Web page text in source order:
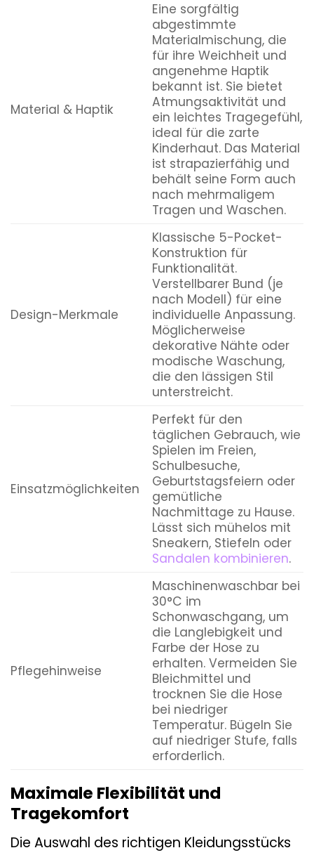
Material & Haptik
Eine sorgfältig
abgestimmte
Materialmischung, die
für ihre Weichheit und
angenehme Haptik
bekannt ist. Sie bietet
Atmungsaktivität und
ein leichtes Tragegefühl,
ideal für die zarte
Kinderhaut. Das Material
ist strapazierfähig und
behält seine Form auch
nach mehrmaligem
Tragen und Waschen.
Design-Merkmale
Klassische 5-Pocket-
Konstruktion für
Funktionalität.
Verstellbarer Bund (je
nach Modell) für eine
individuelle Anpassung.
Möglicherweise
dekorative Nähte oder
modische Waschung,
die den lässigen Stil
unterstreicht.
Einsatzmöglichkeiten
Perfekt für den
täglichen Gebrauch, wie
Spielen im Freien,
Schulbesuche,
Geburtstagsfeiern oder
gemütliche
Nachmittage zu Hause.
Lässt sich mühelos mit
Sneakern, Stiefeln oder
Sandalen kombinieren.
Pflegehinweise
Maschinenwaschbar bei
30°C im
Schonwaschgang, um
die Langlebigkeit und
Farbe der Hose zu
erhalten. Vermeiden Sie
Bleichmittel und
trocknen Sie die Hose
bei niedriger
Temperatur. Bügeln Sie
auf niedriger Stufe, falls
erforderlich.
Maximale Flexibilität und
Tragekomfort
Die Auswahl des richtigen Kleidungsstücks